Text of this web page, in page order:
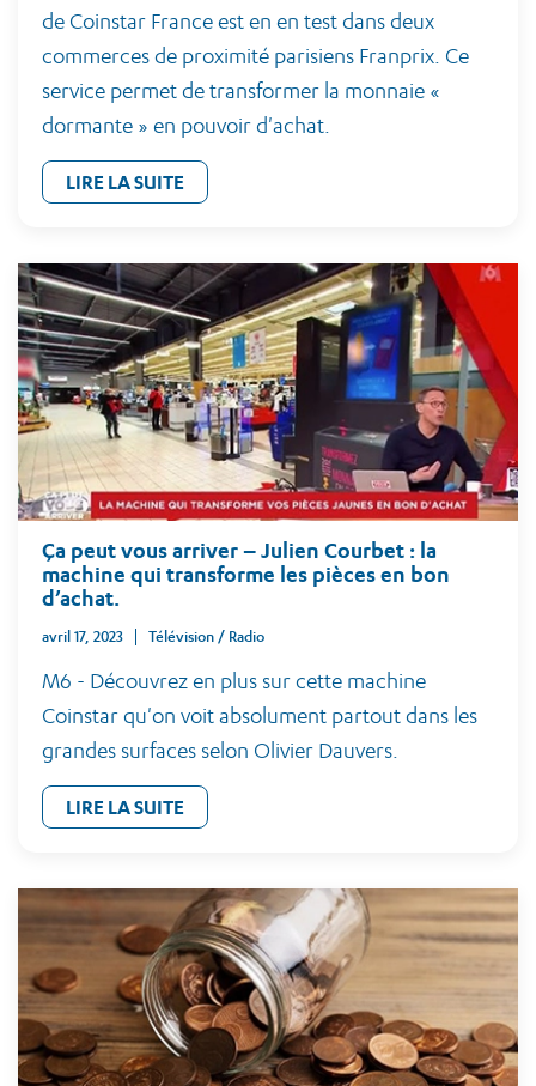
de Coinstar France est en en test dans deux
commerces de proximité parisiens Franprix. Ce
service permet de transformer la monnaie «
dormante » en pouvoir d'achat.
LIRE LA SUITE
Ça peut vous arriver – Julien Courbet : la
machine qui transforme les pièces en bon
d’achat.
avril 17, 2023 Télévision / Radio
M6 - Découvrez en plus sur cette machine
Coinstar qu'on voit absolument partout dans les
grandes surfaces selon Olivier Dauvers.
LIRE LA SUITE